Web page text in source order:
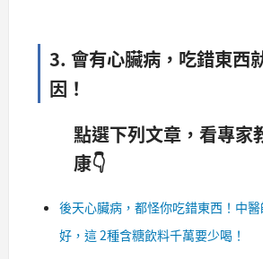
3. 會有心臟病，吃錯東西
因！
點選下列文章，看專家
康👇
後天心臟病，都怪你吃錯東西！中
好，這 2種含糖飲料千萬要少喝！